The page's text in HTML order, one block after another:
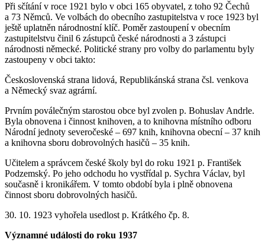
Při sčítání v roce 1921 bylo v obci 165 obyvatel, z toho 92 Čechů
a 73 Němců. Ve volbách do obecního zastupitelstva v roce 1923 byl
ještě uplatněn národnostní klíč. Poměr zastoupení v obecním
zastupitelstvu činil 6 zástupců české národnosti a 3 zástupci
národnosti německé. Politické strany pro volby do parlamentu byly
zastoupeny v obci takto:
Československá strana lidová, Republikánská strana čsl. venkova
a Německý svaz agrární.
Prvním poválečným starostou obce byl zvolen p. Bohuslav Andrle.
Byla obnovena i činnost knihoven, a to knihovna místního odboru
Národní jednoty severočeské – 697 knih, knihovna obecní – 37 knih
a knihovna sboru dobrovolných hasičů – 35 knih.
Učitelem a správcem české školy byl do roku 1921 p. František
Podzemský. Po jeho odchodu ho vystřídal p. Sychra Václav, byl
současně i kronikářem. V tomto období byla i plně obnovena
činnost sboru dobrovolných hasičů.
30. 10. 1923 vyhořela usedlost p. Krátkého čp. 8.
Významné události do roku 1937